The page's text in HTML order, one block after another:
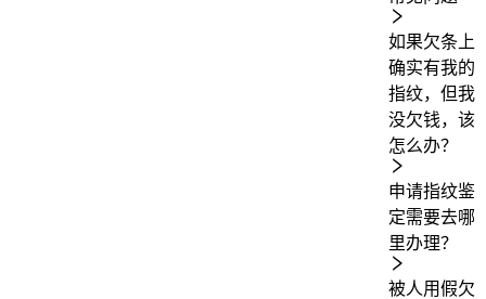
如果欠条上
确实有我的
指纹，但我
没欠钱，该
怎么办？
申请指纹鉴
定需要去哪
里办理？
被人用假欠